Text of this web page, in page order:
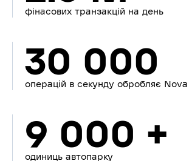
фінасових транзакцій на день
30 000
операцій в секунду обробляє
9 000 +
одиниць автопарку